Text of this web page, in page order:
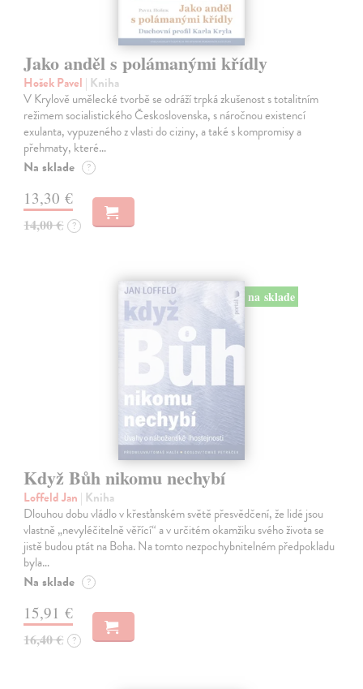
Jako anděl s polámanými křídly
Hošek Pavel | Kniha
V Krylově umělecké tvorbě se odráží trpká zkušenost s totalitním
režimem socialistického Československa, s náročnou existencí
exulanta, vypuzeného z vlasti do ciziny, a také s kompromisy a
přehmaty, které…
Na sklade ?
13,30 €
14,00 € ?
na sklade
Když Bůh nikomu nechybí
Loffeld Jan | Kniha
Dlouhou dobu vládlo v křesťanském světě přesvědčení, že lidé jsou
vlastně „nevyléčitelně věřící“ a v určitém okamžiku svého života se
jistě budou ptát na Boha. Na tomto nezpochybnitelném předpokladu
byla…
Na sklade ?
15,91 €
16,40 € ?